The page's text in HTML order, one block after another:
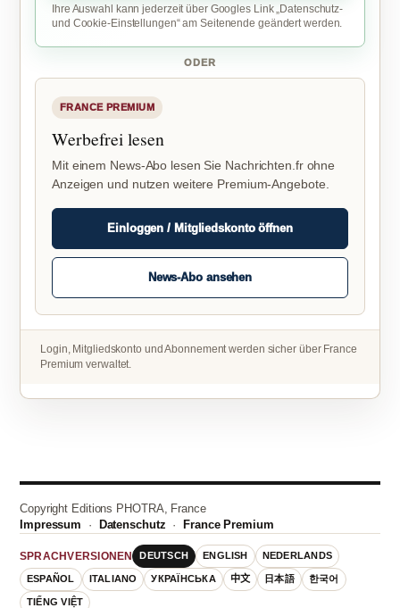
Ihre Auswahl kann jederzeit über Googles Link „Datenschutz-
und Cookie-Einstellungen“ am Seitenende geändert werden.
ODER
FRANCE PREMIUM
Werbefrei lesen
Mit einem News-Abo lesen Sie Nachrichten.fr ohne
Anzeigen und nutzen weitere Premium-Angebote.
Einloggen / Mitgliedskonto öffnen
News-Abo ansehen
Login, Mitgliedskonto und Abonnement werden sicher über France
Premium verwaltet.
Copyright Editions PHOTRA, France
Impressum · Datenschutz ·France Premium
SPRACHVERSIONEN DEUTSCH ENGLISH NEDERLANDS
ESPAÑOL ITALIANO УКРАЇНСЬКА 中文 日本語 한국어
TIẾNG VIỆT